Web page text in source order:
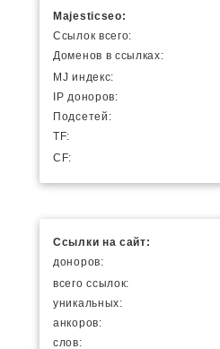
Majesticseo:
Ссылок всего:
Доменов в ссылках:
MJ индекс:
IP доноров:
Подсетей:
TF:
CF:
Ссылки на сайт:
доноров:
всего ссылок:
уникальных:
анкоров:
слов: